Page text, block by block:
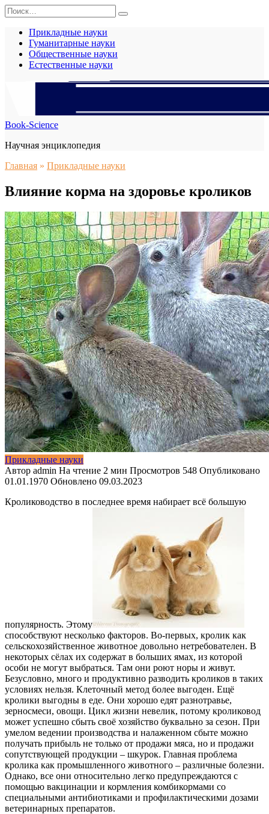
Перейти
к
содержанию
Search
for:
Прикладные науки
Гуманитарные науки
Общественные науки
Естественные науки
Book-Science
Научная энциклопедия
Главная » Прикладные науки
Влияние корма на здоровье кроликов
Прикладные науки
Автор admin На чтение 2 мин Просмотров 548 Опубликовано
01.01.1970 Обновлено 09.03.2023
Кролиководство в последнее время набирает всё большую
популярность. Этому
способствуют несколько факторов. Во-первых, кролик как
сельскохозяйственное животное довольно нетребователен. В
некоторых сёлах их содержат в больших ямах, из которой
особи не могут выбраться. Там они роют норы и живут.
Безусловно, много и продуктивно разводить кроликов в таких
условиях нельзя. Клеточный метод более выгоден. Ещё
кролики выгодны в еде. Они хорошо едят разнотравье,
зерносмеси, овощи. Цикл жизни невелик, потому кроликовод
может успешно сбыть своё хозяйство буквально за сезон. При
умелом ведении производства и налаженном сбыте можно
получать прибыль не только от продажи мяса, но и продажи
сопутствующей продукции – шкурок. Главная проблема
кролика как промышленного животного – различные болезни.
Однако, все они относительно легко предупреждаются с
помощью вакцинации и кормления комбикормами со
специальными антибиотиками и профилактическими дозами
ветеринарных препаратов.